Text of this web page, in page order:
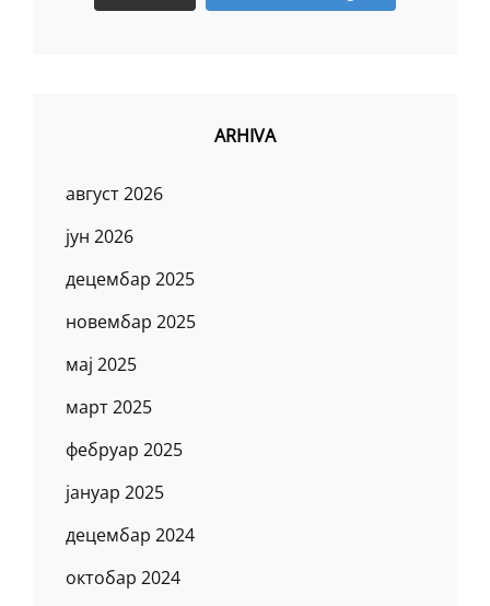
ARHIVA
август 2026
јун 2026
децембар 2025
новембар 2025
мај 2025
март 2025
фебруар 2025
јануар 2025
децембар 2024
октобар 2024